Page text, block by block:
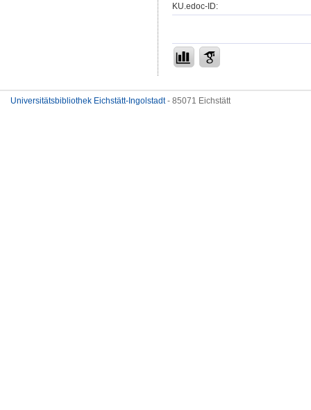
KU.edoc-ID:
Universitätsbibliothek Eichstätt-Ingolstadt- 85071 Eichstätt